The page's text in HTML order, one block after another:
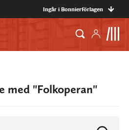
Ingår i Bonnierförlagen
med "Folkoperan"